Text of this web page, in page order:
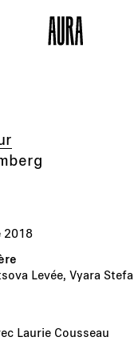
2018
Levée, Vyara
Laurie Cousseau